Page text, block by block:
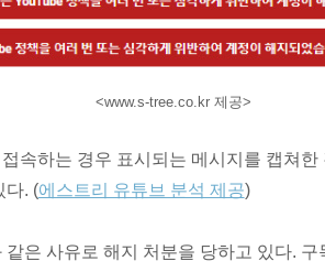
<www.s-tree.co.kr 제공>
속하는 경우 표시되는 메시지를 캡쳐
다. (에스트리 유튜브 분석 제공)
은 사유로 해지 처분을 당하고 있다.